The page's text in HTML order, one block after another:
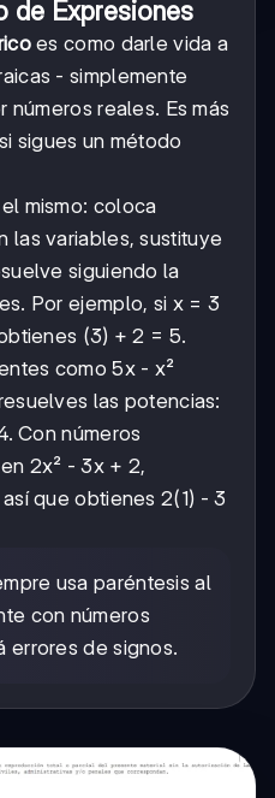
de Expresiones
es como darle vida a
- simplemente
reales. Es más
sigues un método
mismo: coloca
las variables, sustituye
siguiendo la
Por ejemplo, si x = 3
(3) + 2 = 5.
como 5x - x²
las potencias:
Con números
2x² - 3x + 2,
así que obtienes 2(1) - 3
usa paréntesis al
con números
errores de signos.